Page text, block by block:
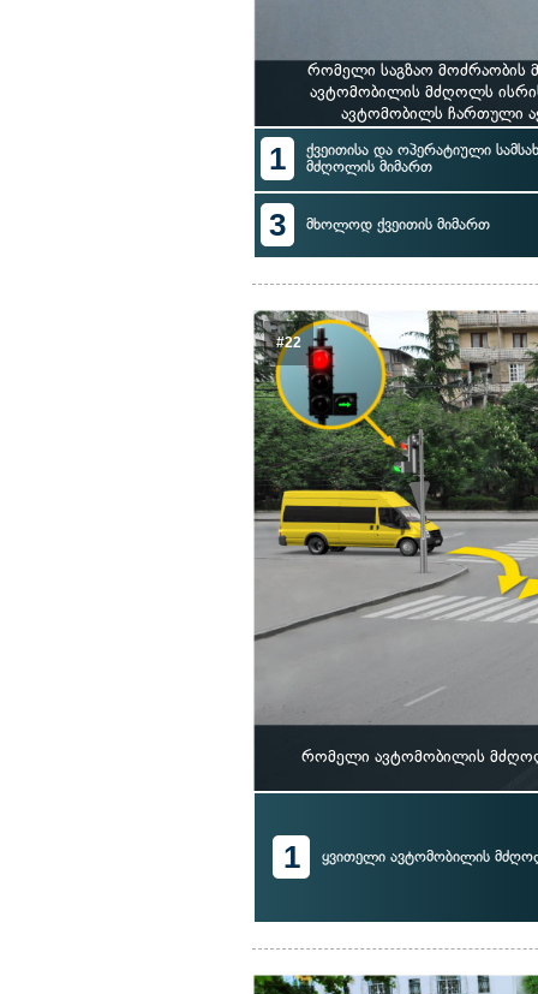
რომელი საგზაო მოძრაობის
ავტომობილის მძღოლს
ავტომობილს ჩართული
1
ქვეითისა და ოპერატიული
მძღოლის მიმართ
3 მხოლოდ ქვეითის მიმართ
#22
რომელი ავტომობილის
1 ყვითელი ავტომობილის